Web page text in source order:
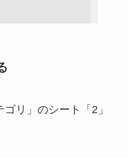
リ」のシート「2」